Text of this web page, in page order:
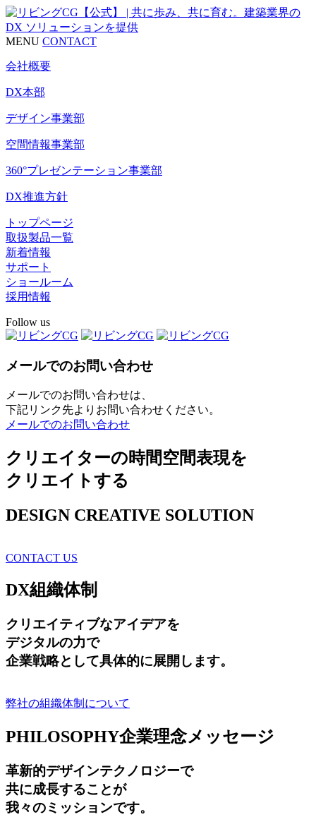
MENU CONTACT
会社概要
DX本部
デザイン事業部
空間情報事業部
360°プレゼンテーション事業部
DX推進方針
トップページ
取扱製品一覧
新着情報
サポート
ショールーム
採用情報
Follow us
メールでのお問い合わせ
メールでのお問い合わせは、
下記リンク先よりお問い合わせください。
メールでのお問い合わせ
クリエイターの時間空間表現を
クリエイトする
DESIGN CREATIVE SOLUTION
CONTACT US
DX組織体制
クリエイティブなアイデアを
デジタルの力で
企業戦略として具体的に展開します。
弊社の組織体制について
PHILOSOPHY企業理念メッセージ
革新的デザインテクノロジーで
共に成長することが
我々のミッションです。